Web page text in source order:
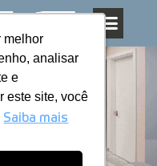
melhor
analisar
e
este site, você
Saiba mais
melhor
analisar
e
este site, você
Saiba mais